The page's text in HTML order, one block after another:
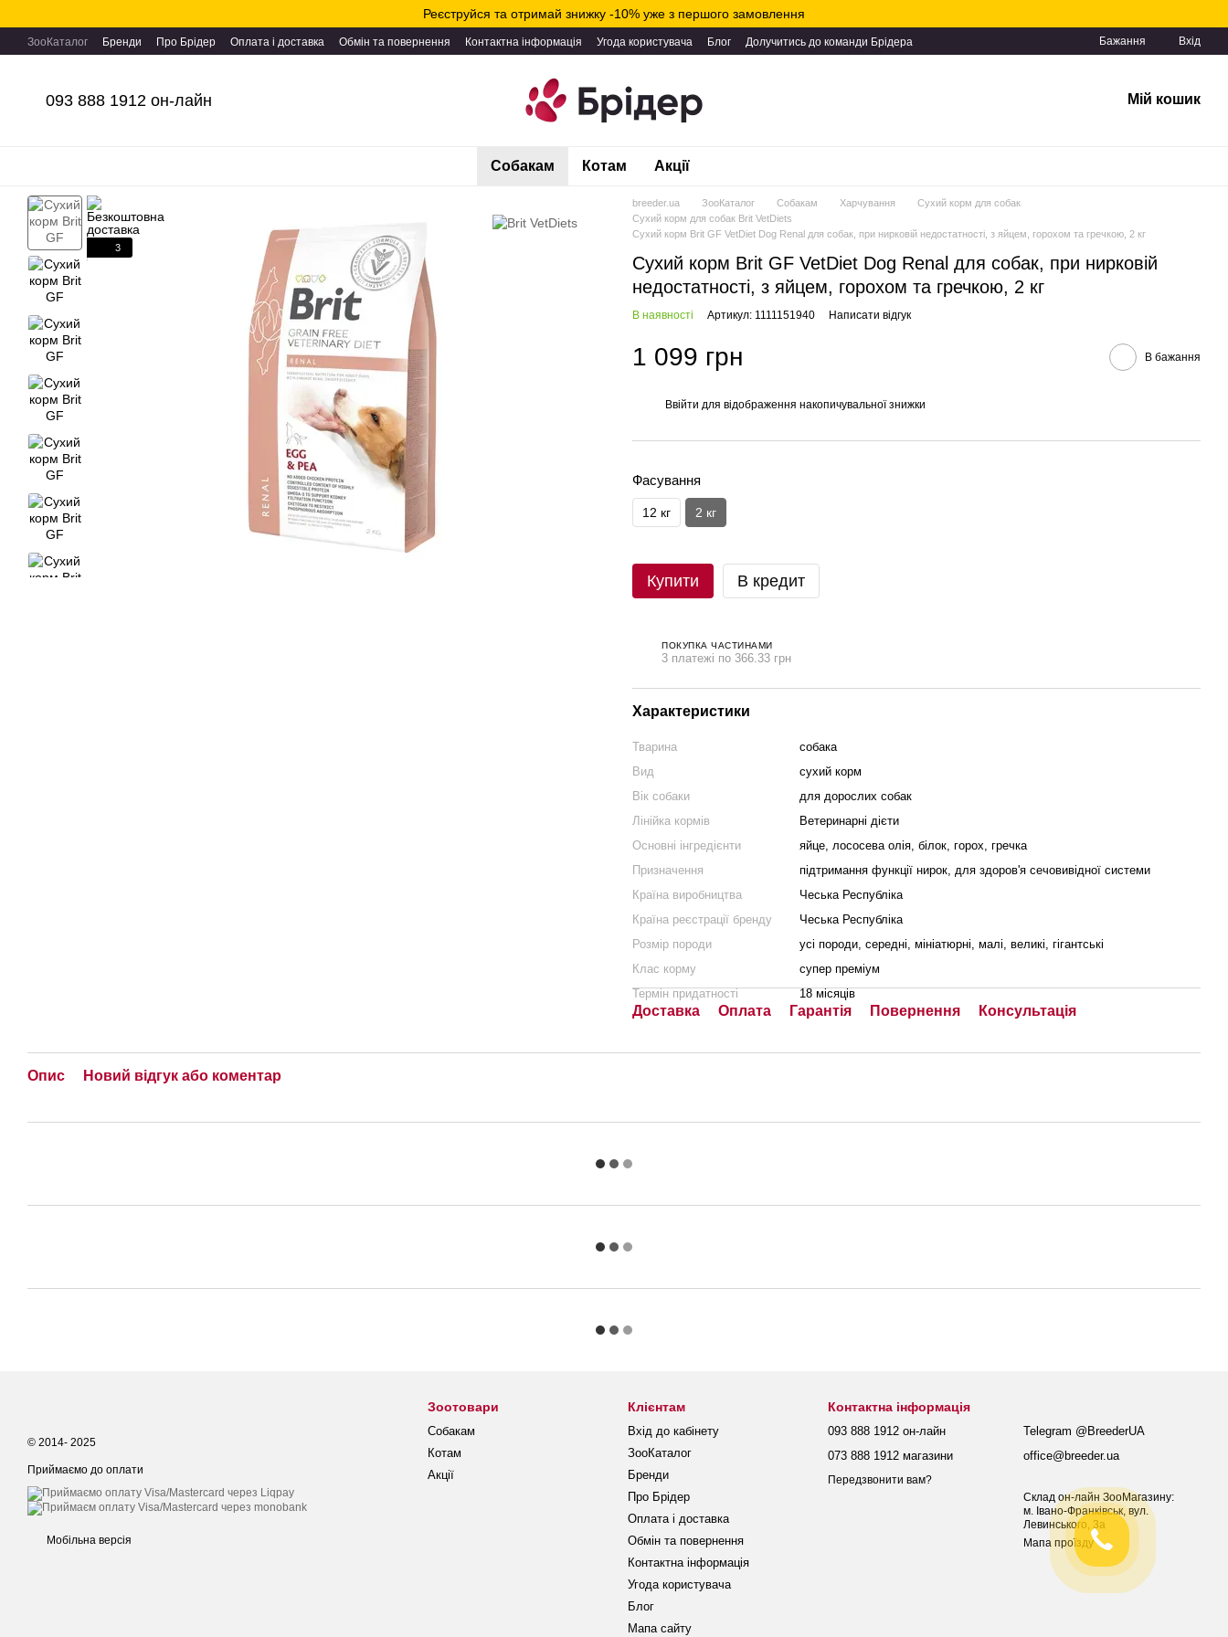
Реєструйся та отримай знижку -10% уже з першого замовлення
ЗооКаталог Бренди Про Брідер Оплата і доставка Обмін та повернення Контактна інформація Угода користувача Блог Долучитись до команди Брідера Бажання Вхід
093 888 1912 он-лайн Мій кошик
Собакам Котам Акції
3
breeder.ua ЗооКаталог Собакам Харчування
Сухий корм для собак
Сухий корм для собак Brit VetDiets
Сухий корм Brit GF VetDiet Dog Renal для собак, при нирковій недостатності, з яйцем, горохом та гречкою, 2 кг
Сухий корм Brit GF VetDiet Dog Renal для собак, при нирковій
недостатності, з яйцем, горохом та гречкою, 2 кг
В наявності Артикул: 1111151940 Написати відгук
1 099 грн В бажання
Ввійти для відображення накопичувальної знижки
Фасування
12 кг 2 кг
Купити В кредит
ПОКУПКА ЧАСТИНАМИ
3 платежі по 366.33 грн
Характеристики
Тварина
собака
Вид
сухий корм
Вік собаки
для дорослих собак
Лінійка кормів
Ветеринарні дієти
Основні інгредієнти
яйце, лососева олія, білок, горох, гречка
Призначення
підтримання функції нирок, для здоров'я сечовивідної системи
Країна виробництва
Чеська Республіка
Країна реєстрації бренду
Чеська Республіка
Розмір породи
усі породи, середні, мініатюрні, малі, великі, гігантські
Клас корму
супер преміум
Термін придатності
18 місяців
Доставка Оплата Гарантія Повернення Консультація
Опис Новий відгук або коментар
© 2014- 2025
Приймаємо до оплати
Мобільна версія
Зоотовари
Собакам
Котам
Акції
Клієнтам
Вхід до кабінету
ЗооКаталог
Бренди
Про Брідер
Оплата і доставка
Обмін та повернення
Контактна інформація
Угода користувача
Блог
Мапа сайту
Контактна інформація
093 888 1912 он-лайн
073 888 1912 магазини
Передзвонити вам?
Telegram @BreederUA
office@breeder.ua
Склад он-лайн ЗооМагазину:
м. Івано-Франківськ, вул.
Левинського, 3а
Мапа проїзду